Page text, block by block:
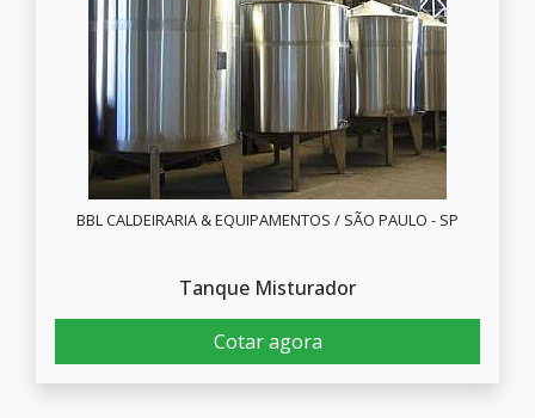
BBL CALDEIRARIA & EQUIPAMENTOS / SÃO PAULO - SP
Tanque Misturador
Cotar agora